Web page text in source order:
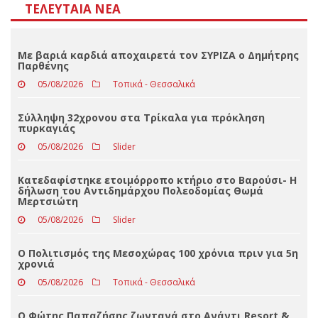
05/08/2026 Τοπικά - Θεσσαλικά
Σύλληψη 32χρονου στα Τρίκαλα για πρόκληση
πυρκαγιάς
05/08/2026 Slider
Κατεδαφίστηκε ετοιμόρροπο κτήριο στο Βαρούσι- Η
δήλωση του Αντιδημάρχου Πολεοδομίας Θωμά
Μερτσιώτη
Ο Πολιτισμός της Μεσοχώρας 100 χρόνια πριν για 5η
χρονιά
05/08/2026 Τοπικά - Θεσσαλικά
Ο Φώτης Παπαζήσης ζωντανά στο Ανάντι Resort &
Spa το Σάββατο Αυγούστου
05/08/2026 Τοπικά - Θεσσαλικά